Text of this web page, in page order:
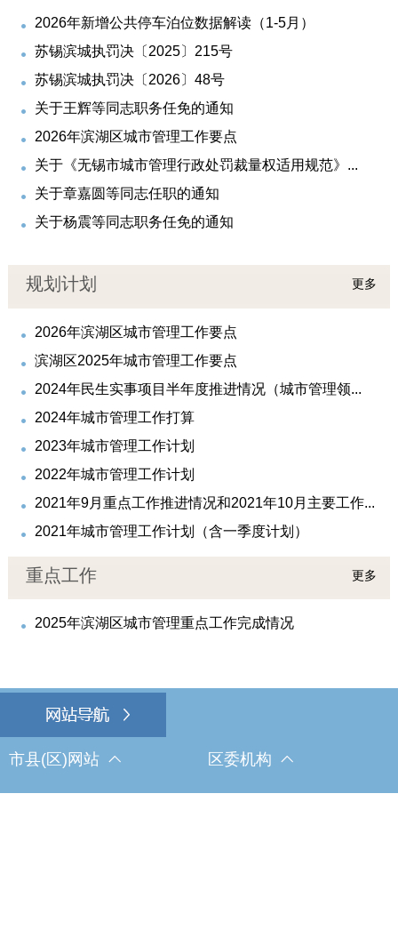
2026年新增公共停车泊位数据解读（1-5月）
苏锡滨城执罚决〔2025〕215号
苏锡滨城执罚决〔2026〕48号
关于王辉等同志职务任免的通知
2026年滨湖区城市管理工作要点
关于《无锡市城市管理行政处罚裁量权适用规范》...
关于章嘉圆等同志任职的通知
关于杨震等同志职务任免的通知
规划计划 更多
2026年滨湖区城市管理工作要点
滨湖区2025年城市管理工作要点
2024年民生实事项目半年度推进情况（城市管理领...
2024年城市管理工作打算
2023年城市管理工作计划
2022年城市管理工作计划
2021年9月重点工作推进情况和2021年10月主要工作...
2021年城市管理工作计划（含一季度计划）
重点工作 更多
2025年滨湖区城市管理重点工作完成情况
市县(区)网站 区委机构